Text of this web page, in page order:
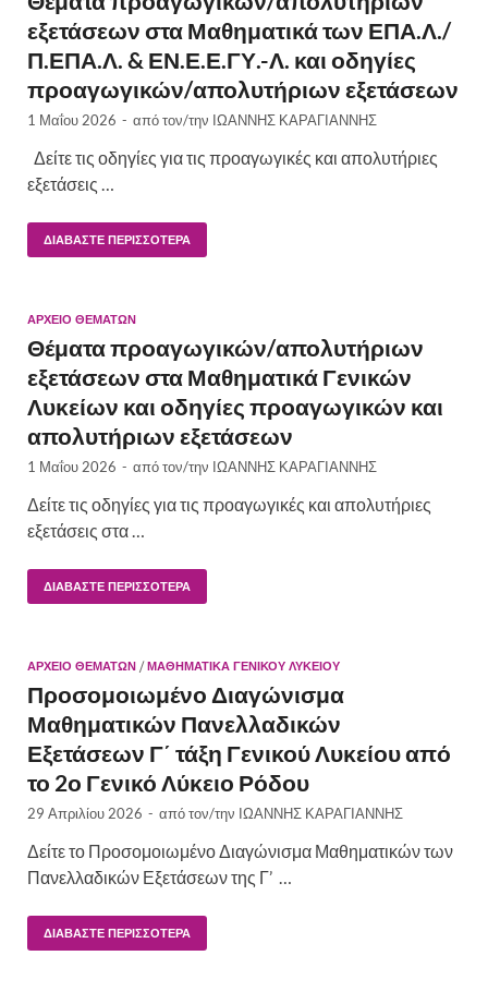
εξετάσεων στα Μαθηματικά των ΕΠΑ.Λ./
Π.ΕΠΑ.Λ. & ΕΝ.Ε.Ε.ΓΥ.-Λ. και οδηγίες
προαγωγικών/απολυτήριων εξετάσεων
1 Μαΐου 2026 - από τον/την ΙΩΑΝΝΗΣ ΚΑΡΑΓΙΑΝΝΗΣ
Δείτε τις οδηγίες για τις προαγωγικές και απολυτήριες
εξετάσεις …
ΔΙΑΒΆΣΤΕ ΠΕΡΙΣΣΌΤΕΡΑ
ΑΡΧΕΙΟ ΘΕΜΑΤΩΝ
Θέματα προαγωγικών/απολυτήριων
εξετάσεων στα Μαθηματικά Γενικών
Λυκείων και οδηγίες προαγωγικών και
απολυτήριων εξετάσεων
1 Μαΐου 2026 - από τον/την ΙΩΑΝΝΗΣ ΚΑΡΑΓΙΑΝΝΗΣ
Δείτε τις οδηγίες για τις προαγωγικές και απολυτήριες
εξετάσεις στα …
ΔΙΑΒΆΣΤΕ ΠΕΡΙΣΣΌΤΕΡΑ
ΑΡΧΕΙΟ ΘΕΜΑΤΩΝ /ΜΑΘΗΜΑΤΙΚΆ ΓΕΝΙΚΟΎ ΛΥΚΕΊΟΥ
Προσομοιωμένο Διαγώνισμα
Μαθηματικών Πανελλαδικών
Εξετάσεων Γ΄ τάξη Γενικού Λυκείου από
το 2ο Γενικό Λύκειο Ρόδου
29 Απριλίου 2026 - από τον/την ΙΩΑΝΝΗΣ ΚΑΡΑΓΙΑΝΝΗΣ
Δείτε το Προσομοιωμένο Διαγώνισμα Μαθηματικών των
Πανελλαδικών Εξετάσεων της Γ’ …
ΔΙΑΒΆΣΤΕ ΠΕΡΙΣΣΌΤΕΡΑ